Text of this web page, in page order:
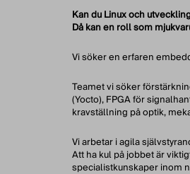
Kan du Linux och
Då kan en roll som
Vi söker en erfaren
Teamet vi söker
(Yocto), FPGA för
kravställning på optik,
Vi arbetar i agila
Att ha kul på jobbet är
specialistkunskaper inom